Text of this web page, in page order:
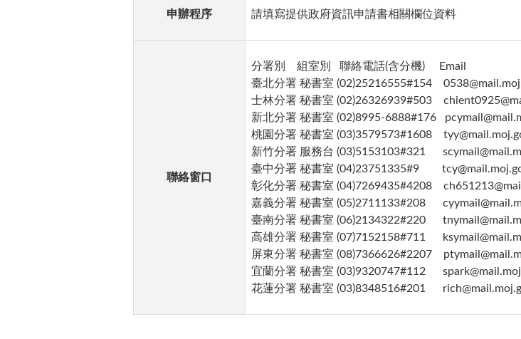
申辦程序 請填寫提供政府資訊申請書相關欄位資料
聯絡窗口
分署別 組室別 聯絡電話(含分機) Email
臺北分署 秘書室 (02)25216555#154
士林分署 秘書室 (02)26326939#503
新北分署 秘書室 (02)8995-6888#176
桃園分署 秘書室 (03)3579573#1608
新竹分署 服務台 (03)5153103#321
臺中分署 秘書室 (04)23751335#9
彰化分署 秘書室 (04)7269435#4208
嘉義分署 秘書室 (05)2711133#208
臺南分署 秘書室 (06)2134322#220
高雄分署 秘書室 (07)7152158#711
屏東分署 秘書室 (08)7366626#2207
宜蘭分署 秘書室 (03)9320747#112
花蓮分署 秘書室 (03)8348516#201